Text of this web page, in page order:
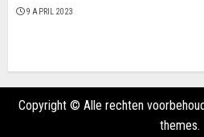
9 APRIL 2023
Copyright © Alle rechten
themes.